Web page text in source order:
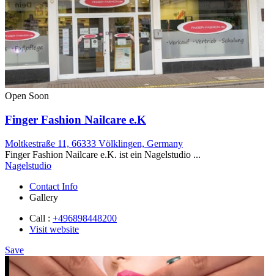
Open Soon
Finger Fashion Nailcare e.K
Moltkestraße 11, 66333 Völklingen, Germany
Finger Fashion Nailcare e.K. ist ein Nagelstudio ...
Nagelstudio
Contact Info
Gallery
Call : +496898448200
Visit website
Save